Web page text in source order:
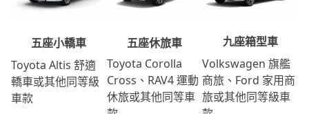
五座小轎車
Toyota Altis 舒適
轎車或其他同等級
車款
五座休旅車
Toyota Corolla
Cross、RAV4 運動
休旅或其他同等車
九座箱型車
Volkswagen 旗艦
商旅、Ford 家用商
旅或其他同等級車